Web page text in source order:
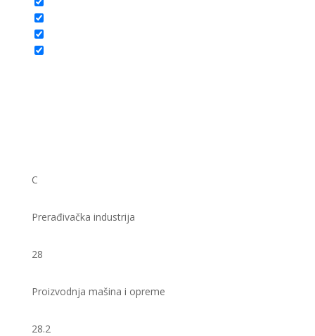
C
Prerađivačka industrija
28
Proizvodnja mašina i opreme
28.2